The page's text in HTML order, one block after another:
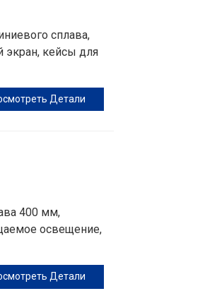
сплава,
кейсы для
Детали
400 мм,
освещение,
Детали